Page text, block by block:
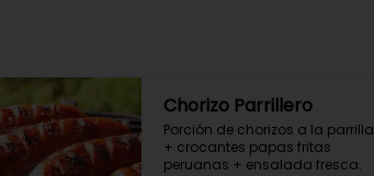
Chorizo Parrillero
Porción de chorizos a la parrilla
+ crocantes papas fritas
peruanas + ensalada fresca.